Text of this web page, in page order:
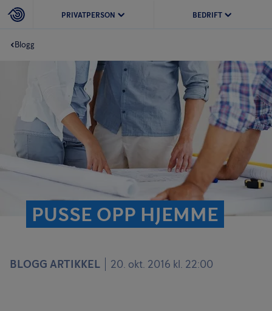
PRIVATPERSON BEDRIFT
Blogg
PUSSE OPP HJEMME
BLOGG ARTIKKEL 20. okt. 2016 kl. 22:00